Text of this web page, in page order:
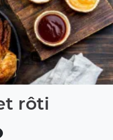
rôti